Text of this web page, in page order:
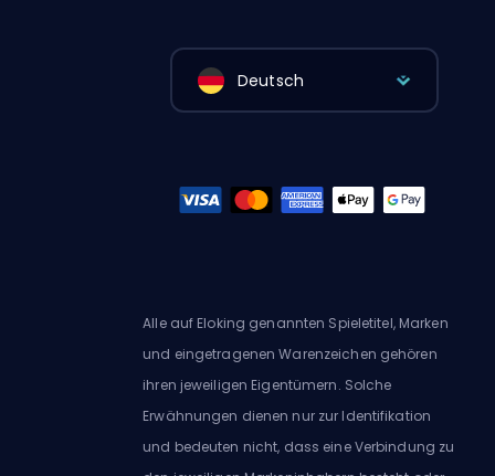
Deutsch
Alle auf Eloking genannten Spieletitel, Marken
und eingetragenen Warenzeichen gehören
ihren jeweiligen Eigentümern. Solche
Erwähnungen dienen nur zur Identifikation
und bedeuten nicht, dass eine Verbindung zu